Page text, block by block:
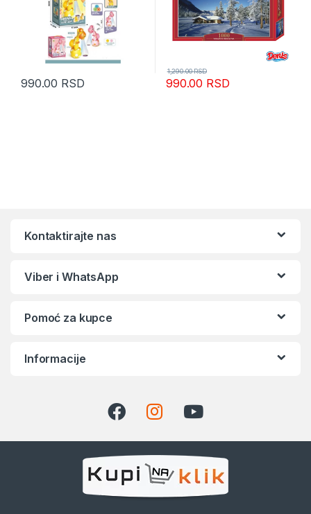
990.00 RSD 990.00 RSD
1,290.00RSD
Kontaktirajte nas
Viber i WhatsApp
Pomoć za kupce
Informacije